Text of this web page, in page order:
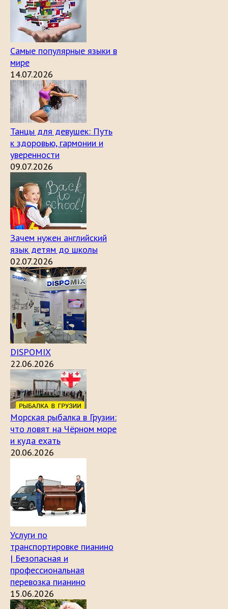
Самые популярные языки в
мире
14.07.2026
Танцы для девушек: Путь
к здоровью, гармонии и
уверенности
09.07.2026
Зачем нужен английский
язык детям до школы
02.07.2026
DISPOMIX
22.06.2026
Морская рыбалка в Грузии:
что ловят на Чёрном море
и куда ехать
20.06.2026
Услуги по
транспортировке пианино
| Безопасная и
профессиональная
перевозка пианино
15.06.2026